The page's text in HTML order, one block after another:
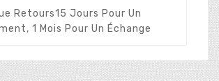
Retours15 Jours Pour Un
1 Mois Pour Un Échange